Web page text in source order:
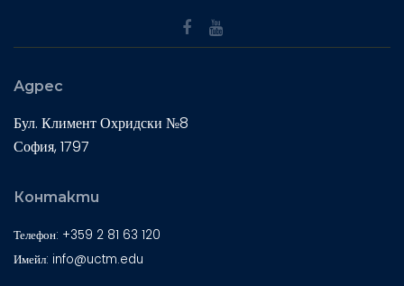
Адрес
Бул. Климент Охридски №8
София, 1797
Контакти
Телефон: +359 2 81 63 120
Имейл: info@uctm.edu